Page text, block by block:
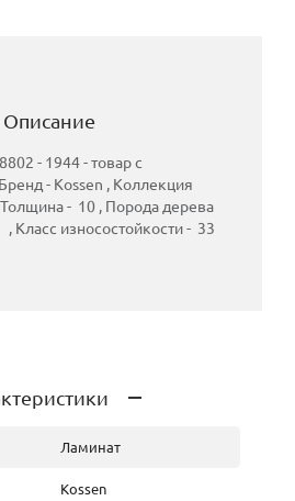
Описание
- 1944 - товар с
- Kossen , Коллекция
- 10 , Порода дерева
Класс износостойкости - 33
Ламинат
Kossen